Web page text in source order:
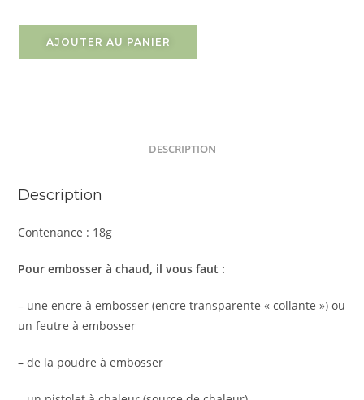
AJOUTER AU PANIER
DESCRIPTION
Description
Contenance : 18g
Pour embosser à chaud, il vous faut :
– une encre à embosser (encre transparente « collante ») ou
un feutre à embosser
– de la poudre à embosser